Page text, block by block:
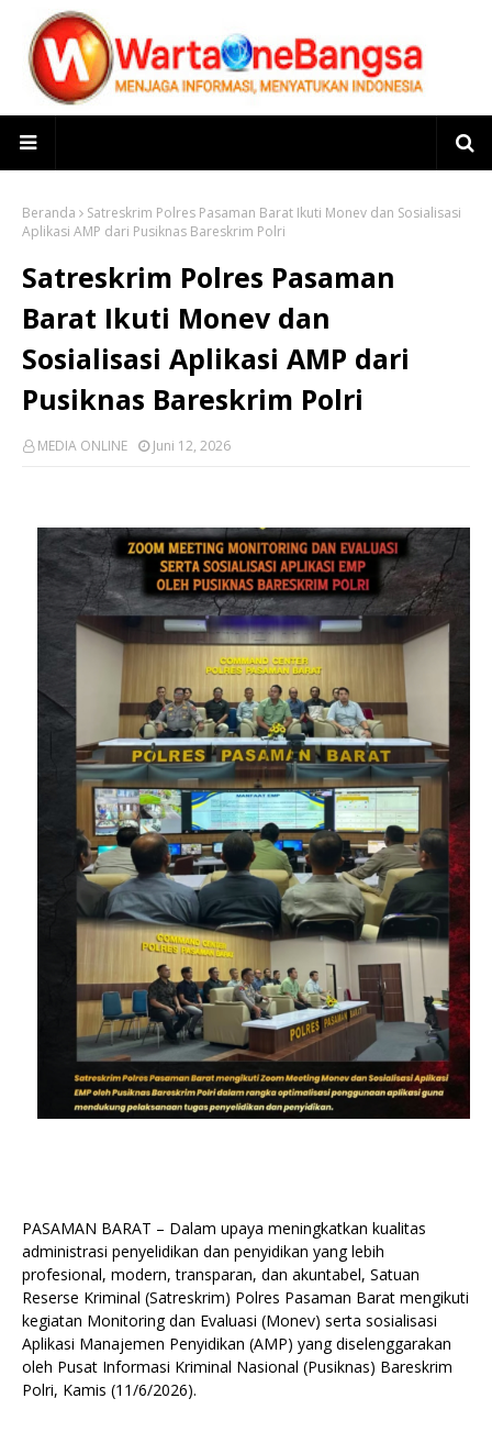
Beranda
Satreskrim Polres Pasaman Barat Ikuti Monev dan Sosialisasi
Aplikasi AMP dari Pusiknas Bareskrim Polri
Satreskrim Polres Pasaman
Barat Ikuti Monev dan
Sosialisasi Aplikasi AMP dari
Pusiknas Bareskrim Polri
MEDIA ONLINE Juni 12, 2026
PASAMAN BARAT – Dalam upaya meningkatkan kualitas
administrasi penyelidikan dan penyidikan yang lebih
profesional, modern, transparan, dan akuntabel, Satuan
Reserse Kriminal (Satreskrim) Polres Pasaman Barat mengikuti
kegiatan Monitoring dan Evaluasi (Monev) serta sosialisasi
Aplikasi Manajemen Penyidikan (AMP) yang diselenggarakan
oleh Pusat Informasi Kriminal Nasional (Pusiknas) Bareskrim
Polri, Kamis (11/6/2026).